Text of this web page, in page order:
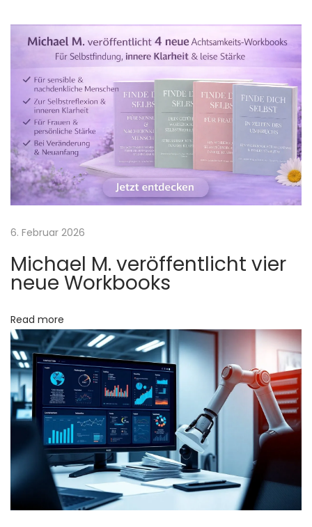
o
e
r
e
n
i
e
W
b
d
e
s
i
g
E
O
6. Februar 2026
Michael M. veröffentlicht vier
neue Workbooks
Read more